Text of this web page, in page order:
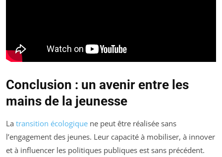
Conclusion : un avenir entre les
mains de la jeunesse
La transition écologique ne peut être réalisée sans
l’engagement des jeunes. Leur capacité à mobiliser, à innover
et à influencer les politiques publiques est sans précédent.